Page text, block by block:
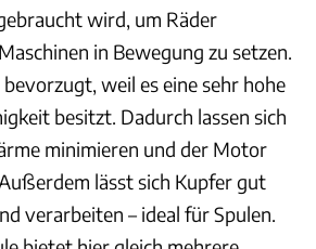
wird, um Räder
in Bewegung zu setzen.
weil es eine sehr hohe
besitzt. Dadurch lassen sich
minimieren und der Motor
lässt sich Kupfer gut
verarbeiten – ideal für Spulen.